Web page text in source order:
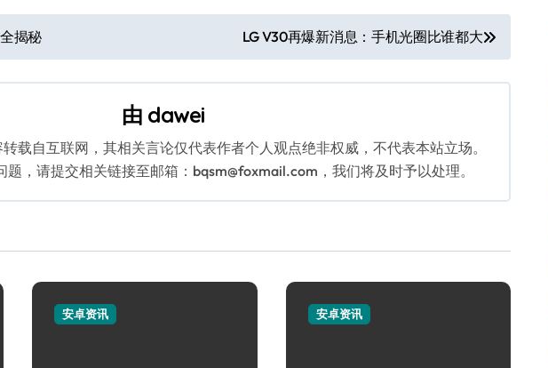
揭秘 LG V30再爆新消息：手机光圈比谁都大
由 dawei
转载自互联网，其相关言论仅代表作者个人观点绝非权威，不代表本站立场。
，请提交相关链接至邮箱：bqsm@foxmail.com，我们将及时予以处理。
安卓资讯 安卓资讯